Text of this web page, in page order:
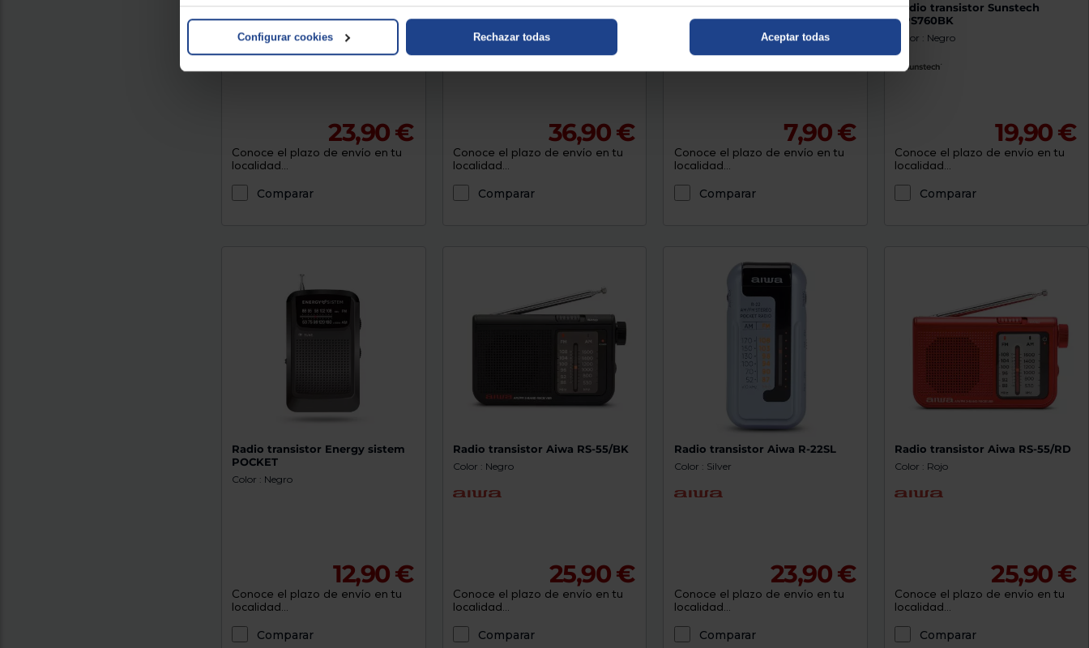
Rechazar todas
Configurar cookies Aceptar todas
Radio transistor Aiwa R-22BL
Color : Azul
23,90 €
Conoce el plazo de envío en tu
localidad...
Comparar
Radio transistor Philips
TAR1609/00
Color : Negro
36,90 €
Conoce el plazo de envío en tu
localidad...
Comparar
Radio transistor Unico FM2596
Color : Negro
7,90 €
Conoce el plazo de envío en tu
localidad...
Comparar
Radio transistor Sunstech
RPS760BK
Color : Negro
19,90 €
Conoce el plazo de envío en tu
localidad...
Comparar
Radio transistor Energy sistem
POCKET
Color : Negro
12,90 €
Conoce el plazo de envío en tu
localidad...
Comparar
Radio transistor Aiwa RS-55/BK
Color : Negro
25,90 €
Conoce el plazo de envío en tu
localidad...
Comparar
Radio transistor Aiwa R-22SL
Color : Silver
23,90 €
Conoce el plazo de envío en tu
localidad...
Comparar
Radio transistor Aiwa RS-55/RD
Color : Rojo
25,90 €
Conoce el plazo de envío en tu
localidad...
Comparar